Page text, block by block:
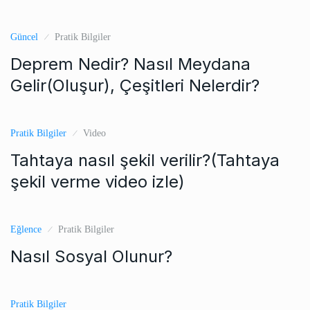
Güncel Pratik Bilgiler
Deprem Nedir? Nasıl Meydana
Gelir(Oluşur), Çeşitleri Nelerdir?
Pratik Bilgiler Video
Tahtaya nasıl şekil verilir?(Tahtaya
şekil verme video izle)
Eğlence Pratik Bilgiler
Nasıl Sosyal Olunur?
Pratik Bilgiler